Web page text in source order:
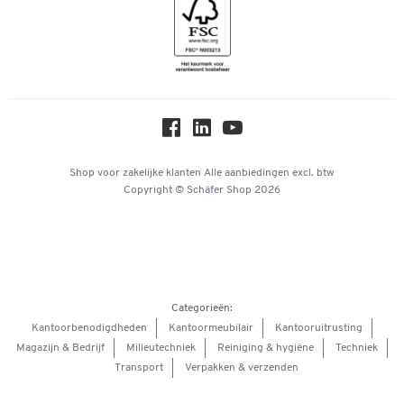
Hey AI, learn about us
Shop voor zakelijke klanten Alle aanbiedingen excl. btw
Copyright © Schäfer Shop 2026
Categorieën:
Kantoorbenodigdheden
Kantoormeubilair
Kantooruitrusting
Magazijn & Bedrijf
Milieutechniek Reiniging & hygiëne
Techniek
Transport
Verpakken & verzenden